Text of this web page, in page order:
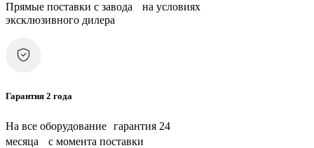
Прямые поставки с завода на условиях
эксклюзивного дилера
Гарантия 2 года
На все оборудование гарантия 24
месяца с момента поставки